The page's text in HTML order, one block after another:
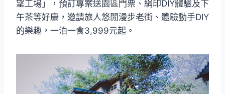
望工場」，預訂專案送園區門票、絹印DIY體驗及下
午茶等好康，邀請旅人悠閒漫步老街、體驗動手DIY
的樂趣，一泊一食3,999元起。